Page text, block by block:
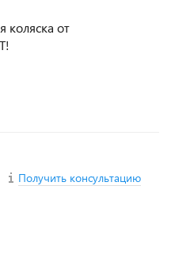
коляска от
Получить консультацию